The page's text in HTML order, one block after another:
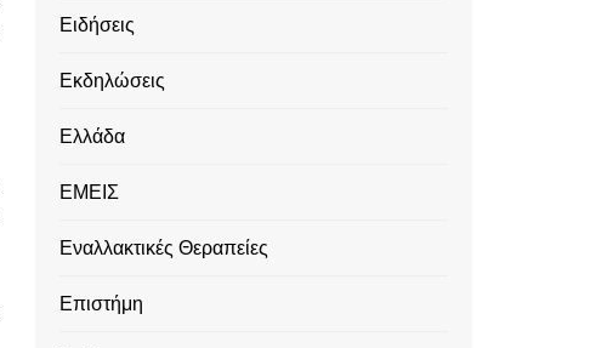
Ειδήσεις
Εκδηλώσεις
Ελλάδα
ΕΜΕΙΣ
Εναλλακτικές Θεραπείες
Επιστήμη